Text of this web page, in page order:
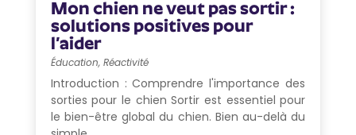
Mon chien ne veut pas sortir :
solutions positives pour
l’aider
Éducation, Réactivité
Introduction : Comprendre l'importance des
sorties pour le chien Sortir est essentiel pour
le bien-être global du chien. Bien au-delà du